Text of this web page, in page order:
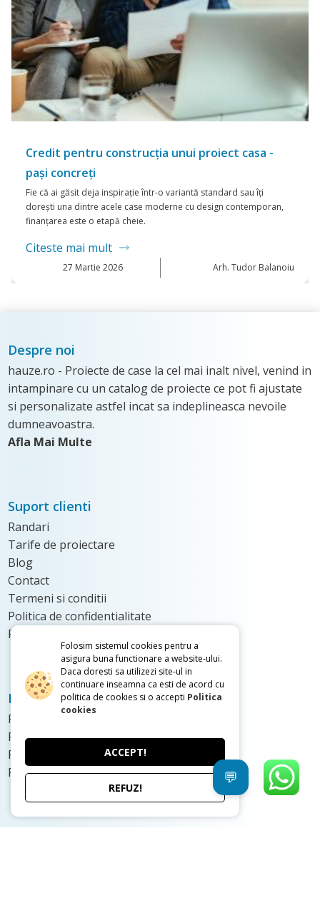
Credit pentru construcția unui proiect casa -
pași concreți
Fie că ai găsit deja inspirație într-o variantă standard sau îți
dorești una dintre acele case moderne cu design contemporan,
finanțarea este o etapă cheie.
Citeste mai mult
27 Martie 2026 Arh. Tudor Balanoiu
💬
Despre noi
hauze.ro - Proiecte de case la cel mai inalt nivel, venind in
intampinare cu un catalog de proiecte ce pot fi ajustate
si personalizate astfel incat sa indeplineasca nevoile
dumneavoastra.
Afla Mai Multe
Suport clienti
Randari
Tarife de proiectare
Blog
Contact
Termeni si conditii
Politica de confidentialitate
Politica de Cookie
Proiectele noastre
Proiecte case Mici
Proiecte case Parter
Proiecte de case cu Etaj
Proiecte de case cu Mansarda
Folosim sistemul cookies pentru a
asigura buna functionare a website-ului.
Daca doresti sa utilizezi site-ul in
continuare inseamna ca esti de acord cu
politica de cookies si o accepti Politica
cookies
ACCEPT!
REFUZ!